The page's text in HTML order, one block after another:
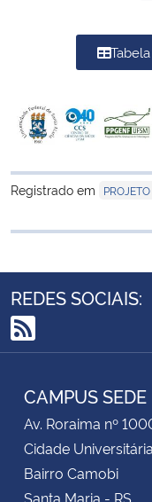
Registrado em
REDES SOCIAIS:
RSS
CAMPUS SEDE
Av. Roraima nº
Cidade Universitária
Bairro Camobi
Santa Maria - RS